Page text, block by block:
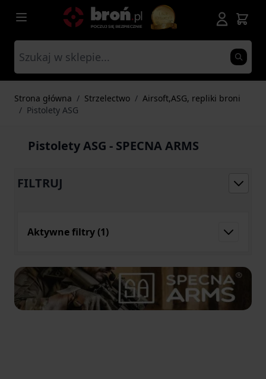
Przejdź do treści
Strona główna / Strzelectwo / Airsoft,ASG, repliki broni
/ Pistolety ASG
Pistolety ASG - SPECNA ARMS
FILTRUJ
Aktywne filtry (1)